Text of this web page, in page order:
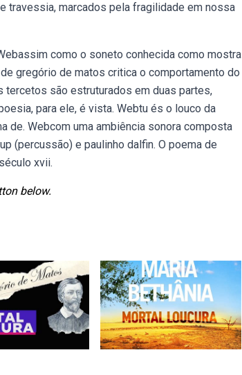
travessia, marcados pela fragilidade em nossa
como o soneto conhecida como mostra
gregório de matos critica o comportamento do
são estruturados em duas partes,
para ele, é vista. Webtu és o louco da
de. Webcom uma ambiência sonora composta
(percussão) e paulinho dalfin. O poema de
xvii.
below.